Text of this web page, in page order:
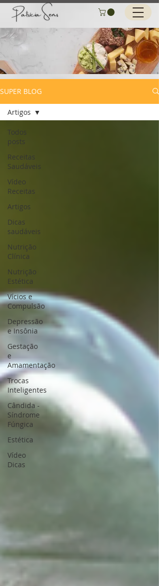
SUPER BLOG
Todos
posts
Receitas
Saudáveis
Vídeo
Receitas
Artigos
Dicas
saudáveis
Nutrição
Clínica
Nutrição
Estética
Vícios e
Compulsão
Depressão
e Insônia
Gestação
e
Amamentação
Trocas
Inteligentes
Cândida -
Síndrome
Fúngica
Estética
Vídeo
Dicas
Artigos